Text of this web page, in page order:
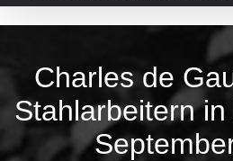
Charles de
Stahlarbeitern